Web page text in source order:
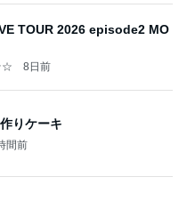
TOUR 2026 episode2 MO
8日前
りケーキ
間前